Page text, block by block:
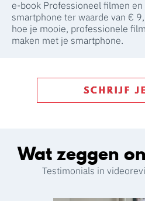
e-book Professioneel filmen en
smartphone ter waarde van €
hoe je mooie, professionele
maken met je smartphone.
SCHRIJF
Wat zeggen
Testimonials in